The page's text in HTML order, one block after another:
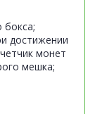
достижении
монет
мешка;